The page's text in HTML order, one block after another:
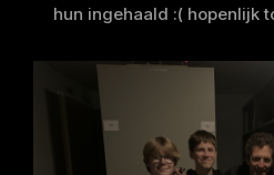
hun ingehaald :( hopenlijk